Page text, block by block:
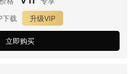
下载
升级VIP
立即购买